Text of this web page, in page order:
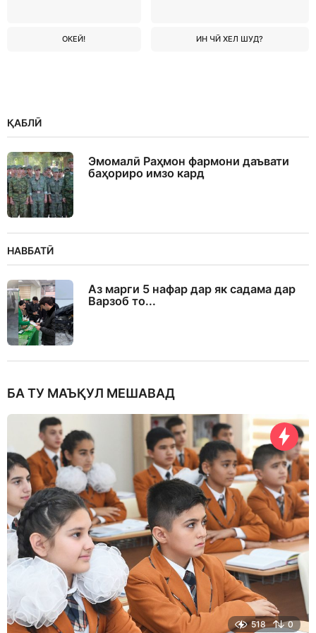
ОКЕЙ! ИН ЧӢ ХЕЛ ШУД?
ҚАБЛӢ
Эмомалӣ Раҳмон фармони даъвати
баҳориро имзо кард
НАВБАТӢ
Аз марги 5 нафар дар як садама дар
Варзоб то...
БА ТУ МАЪҚУЛ МЕШАВАД
518 0